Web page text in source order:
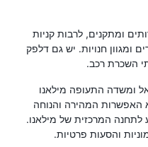
ומתקנים, לרבות קניות
חנויות. יש גם דלפק
השכרת רכב.
ומשדה התעופה מילאנו
המהירה והנוחה
כ-40 דקות להגיע לתחנה המרכזית של מילאנו.
והסעות פרטיות.